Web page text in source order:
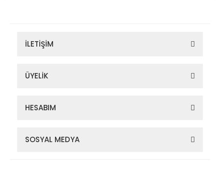
İLETİŞİM
ÜYELİK
HESABIM
SOSYAL MEDYA